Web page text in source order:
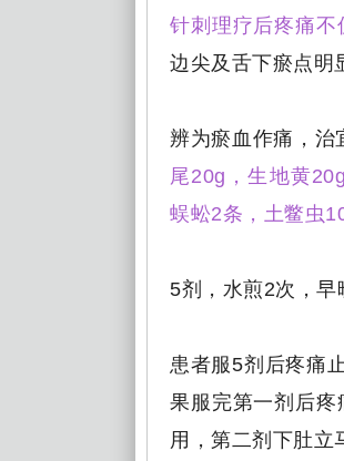
针刺理疗后疼痛
边尖及舌下瘀点明
辨为瘀血作痛，治
尾20g，生地黄
蜈蚣2条，土鳖虫
5剂，水煎2次，早
患者服5剂后疼痛
果服完第一剂后疼
用，第二剂下肚立